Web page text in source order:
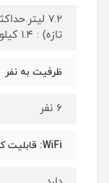
۷.۲
تازه) : ۱.۴ کیلوگرم
ظرفیت به نفر
۶ نفر
WiFi: قابلیت کنترل از راه دور